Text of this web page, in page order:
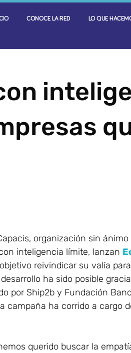
CONOCE LA RED LO QUE
organización sin
inteligencia límite, lanzan
reivindicar su valía
ha sido posible
por Ship2b y Fundación
campaña ha corrido a cargo
querido buscar la